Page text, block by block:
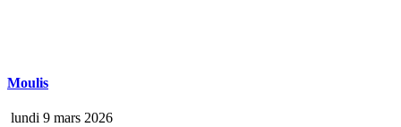
Moulis
lundi 9 mars 2026